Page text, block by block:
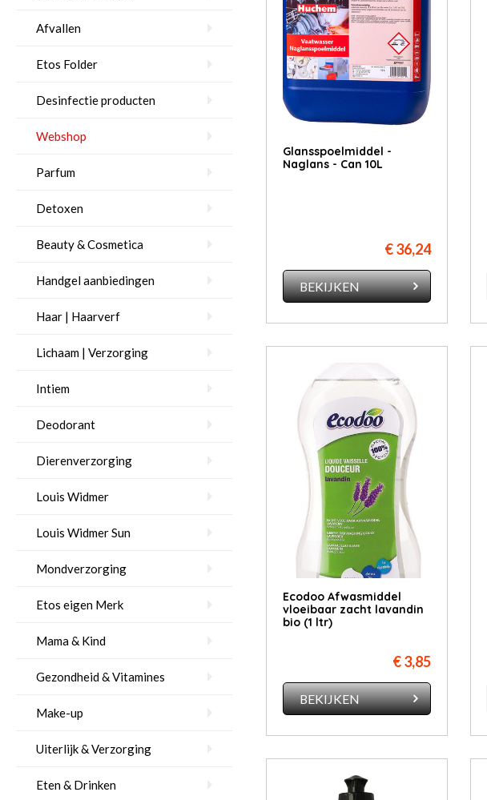
Afvallen
Etos Folder
Desinfectie producten
Webshop
Parfum
Detoxen
Beauty & Cosmetica
Handgel aanbiedingen
Haar | Haarverf
Lichaam | Verzorging
Intiem
Deodorant
Dierenverzorging
Louis Widmer
Louis Widmer Sun
Mondverzorging
Etos eigen Merk
Mama & Kind
Gezondheid & Vitamines
Make-up
Uiterlijk & Verzorging
Eten & Drinken
Glansspoelmiddel -
Naglans - Can 10L
€ 36,24
BEKIJKEN
Ecodoo Afwasmiddel
vloeibaar zacht lavandin
bio (1 ltr)
€ 3,85
BEKIJKEN